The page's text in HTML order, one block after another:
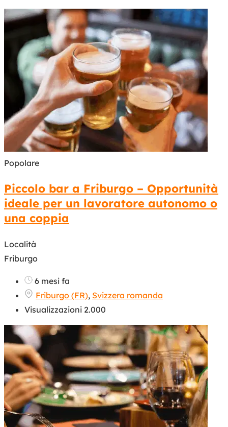
Popolare
Piccolo bar a Friburgo – Opportunità
ideale per un lavoratore autonomo o
una coppia
Località
Friburgo
6 mesi fa
Friburgo (FR), Svizzera romanda
Visualizzazioni 2.000